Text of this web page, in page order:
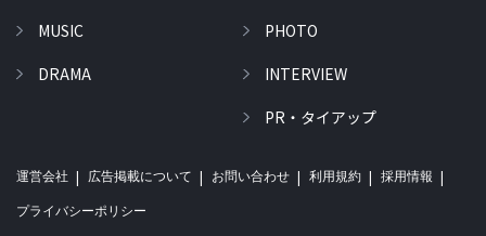
MUSIC
DRAMA
PHOTO
INTERVIEW
PR・タイアップ
運営会社 広告掲載について お問い合わせ 利用規約 採用情報
プライバシーポリシー